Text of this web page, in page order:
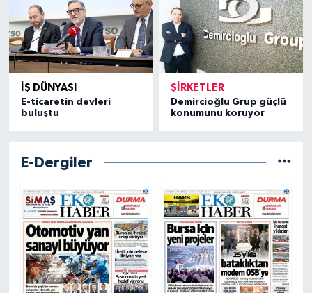
İŞ DÜNYASI
E-ticaretin devleri
buluştu
ŞIRKETLER
Demircioğlu Grup güçlü
konumunu koruyor
E-Dergiler